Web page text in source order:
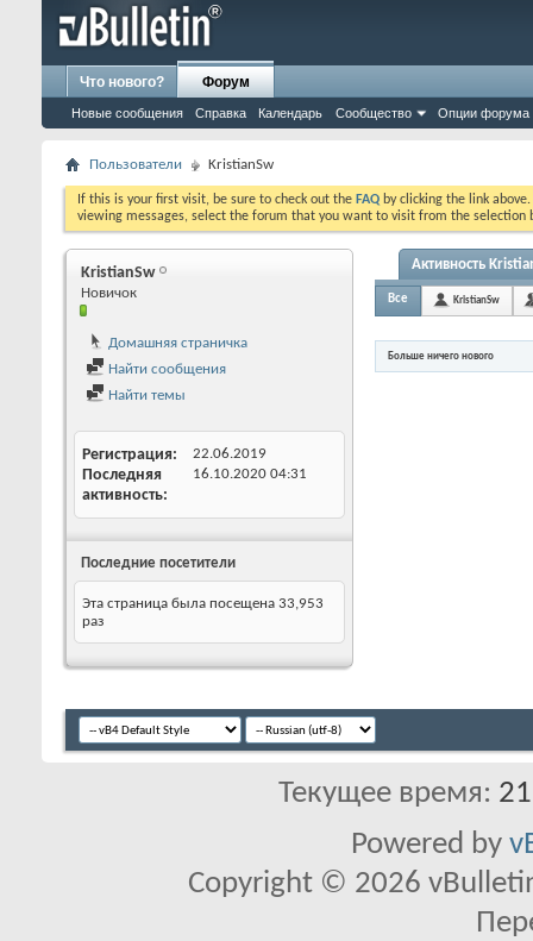
Что нового? Форум
Новые сообщения Справка Календарь Сообщество Опции форума
Пользователи KristianSw
If this is your first visit, be sure to check out the FAQ by clicking the link
viewing messages, select the forum that you want to visit from the selection
KristianSw
Новичок
Домашняя страничка
Найти сообщения
Найти темы
Регистрация 22.06.2019
Последняя
активность
16.10.2020 04:31
Последние посетители
Эта страница была посещена 33,953
раз
Активность
Все KristianSw
Больше ничего нового
Текущее время:
Powered by
Copyright © 2026